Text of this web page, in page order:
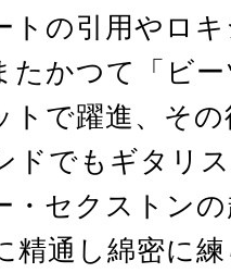
トの引用やロ
たかつて「ビ
トで躍進、そ
ドでもギタリ
・セクストン
精通し綿密に